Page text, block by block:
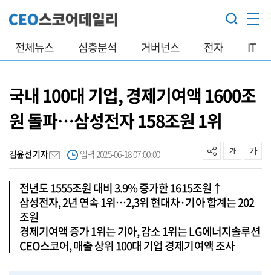
전체뉴스 심층분석 거버넌스 전자 IT
국내 100대 기업, 경제기여액 1600조
원 돌파…삼성전자 158조원 1위
김윤선 기자 입력 2025-06-18 07:00:00
전년도 1555조원 대비 3.9% 증가한 1615조원↑
삼성전자, 2년 연속 1위…2,3위 현대차·기아 합계는 202
조원
경제기여액 증가 1위는 기아, 감소 1위는 LG에너지솔루션
CEO스코어, 매출 상위 100대 기업 경제기여액 조사